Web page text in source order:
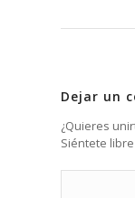
Dejar un
¿Quieres
Siéntete